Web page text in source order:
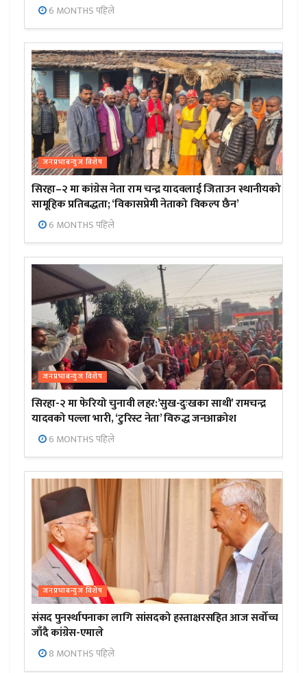
6 MONTHS पहिले
जनप्रभाबन्युज विशेष
सिरहा–२ मा कांग्रेस नेता राम चन्द्र यादवलाई जिताउन स्थानीयको
सामूहिक प्रतिबद्धता; ‘विकासप्रेमी नेताको विकल्प छैन’
6 MONTHS पहिले
जनप्रभाबन्युज विशेष
सिरहा-२ मा फेरियो चुनावी लहर:’सुख-दुःखका साथी’ रामचन्द्र
यादवको पल्ला भारी, ‘टुरिस्ट नेता’ विरुद्ध जनआक्रोश
6 MONTHS पहिले
जनप्रभाबन्युज विशेष
संसद पुनर्स्थापनाका लागि सांसदको हस्ताक्षरसहित आज सर्वोच्च
जाँदै कांग्रेस-एमाले
8 MONTHS पहिले